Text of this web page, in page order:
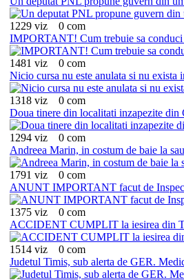
1229 viz
0 com
IMPORTANT! Cum trebuie sa conduci
1481 viz
0 com
Nicio cursa nu este anulata si nu
1318 viz
0 com
Doua tinere din localitati inzapezite din
1294 viz
0 com
Andreea Marin, in costum de baie la
1791 viz
0 com
ANUNT IMPORTANT facut de
1375 viz
0 com
ACCIDENT CUMPLIT la iesirea din
1514 viz
0 com
Judetul Timis, sub alerta de GER.